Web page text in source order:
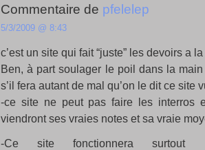
Commentaire de pfelelep
5/3/2009 @ 8:43
c’est un site qui fait “juste” les devoirs a
Ben, à part soulager le poil dans la
s’il fera autant de mal qu’on le dit ce site
-ce site ne peut pas faire les interros
viendront ses vraies notes et sa vraie
-Ce site fonctionnera